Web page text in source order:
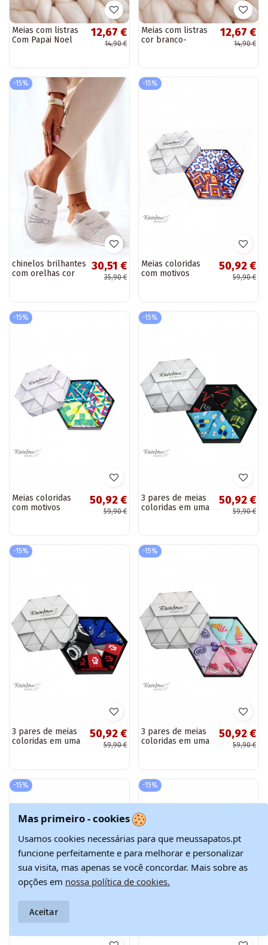
Meias com listras
Com Papai Noel
12,67 €
14,90 €
Meias com listras
cor branco-
12,67 €
14,90 €
-15%
chinelos brilhantes
com orelhas cor
30,51 €
35,90 €
-15%
Meias coloridas
com motivos
50,92 €
59,90 €
-15%
Meias coloridas
com motivos
50,92 €
59,90 €
-15%
3 pares de meias
coloridas em uma
50,92 €
59,90 €
-15%
3 pares de meias
coloridas em uma
50,92 €
59,90 €
-15%
3 pares de meias
coloridas em uma
50,92 €
59,90 €
-15% -15%
Mas primeiro - cookies
Usamos cookies necessárias para que meussapatos.pt
funcione perfeitamente e para melhorar e personalizar
sua visita, mas apenas se você concordar. Mais sobre as
opções em nossa política de cookies.
Aceitar